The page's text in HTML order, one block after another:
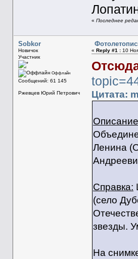
« Последнее
Sobkor
Новичок
Участник
Оффлайн
Сообщений: 61 145
Ржевцев Юрий Петрович
« Reply #1 :10
Цитата:
Ленина
Справка:
(село
звезды.
На